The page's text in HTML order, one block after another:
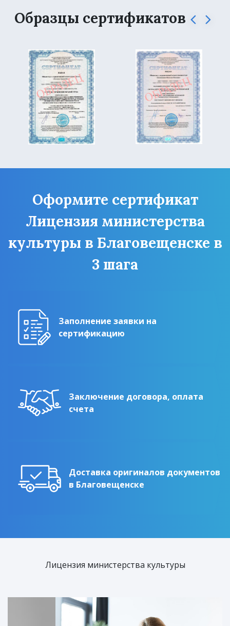
Образцы сертификатов
Оформите сертификат
Лицензия министерства
культуры в Благовещенске в
3 шага
Заполнение заявки на
сертификацию
Заключение договора, оплата
счета
Доставка оригиналов документов
в Благовещенске
Лицензия министерства культуры